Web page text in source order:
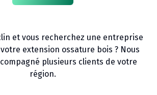
et vous recherchez une entreprise
extension ossature bois ? Nous
plusieurs clients de votre
région.